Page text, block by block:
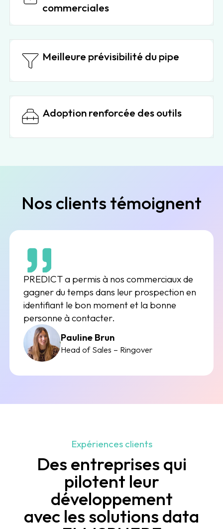
commerciales
Meilleure prévisibilité du pipe
Adoption renforcée des outils
Nos clients témoignent
PREDICT a permis à nos commerciaux de
gagner du temps dans leur prospection en
identifiant le bon moment et la bonne
personne à contacter.
Pauline Brun
Head of Sales – Ringover
Expériences clients
Des entreprises qui
pilotent leur
développement
avec les solutions data